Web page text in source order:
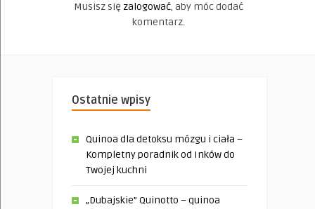
Musisz się zalogować, aby móc dodać
komentarz.
Ostatnie wpisy
Quinoa dla detoksu mózgu i ciała –
Kompletny poradnik od Inków do
Twojej kuchni
„Dubajskie” Quinotto – quinoa